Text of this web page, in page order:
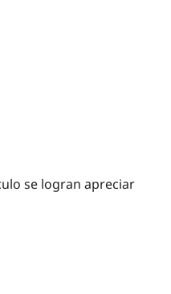
se logran apreciar